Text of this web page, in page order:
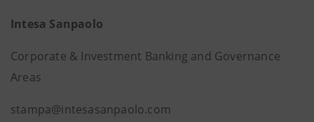
Intesa Sanpaolo
Corporate & Investment Banking and Governance
Areas
stampa@intesasanpaolo.com